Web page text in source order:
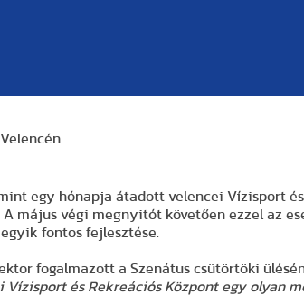
egy hónapja átadott velencei Vízisport
május végi megnyitót követően ezzel az
fontos fejlesztése.
fogalmazott a Szenátus csütörtöki
Vízisport és Rekreációs Központ egy olyan